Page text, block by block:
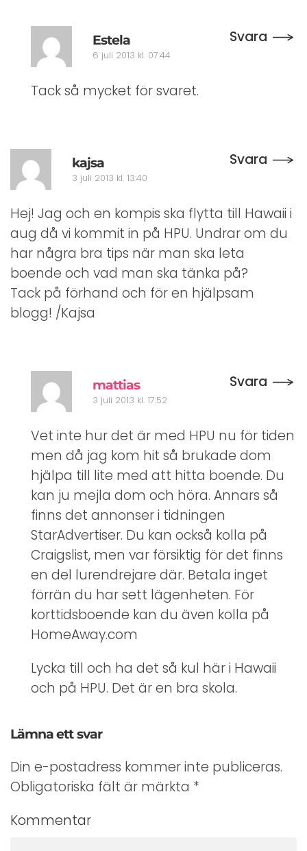
Estela
6 juli 2013 kl. 07:44
Svara
Tack så mycket för svaret.
kajsa
3 juli 2013 kl. 13:40
Svara
Hej! Jag och en kompis ska flytta till Hawaii i
aug då vi kommit in på HPU. Undrar om du
har några bra tips när man ska leta
boende och vad man ska tänka på?
Tack på förhand och för en hjälpsam
blogg! /Kajsa
mattias
3 juli 2013 kl. 17:52
Svara
Vet inte hur det är med HPU nu för tiden
men då jag kom hit så brukade dom
hjälpa till lite med att hitta boende. Du
kan ju mejla dom och höra. Annars så
finns det annonser i tidningen
StarAdvertiser. Du kan också kolla på
Craigslist, men var försiktig för det finns
en del lurendrejare där. Betala inget
förrän du har sett lägenheten. För
korttidsboende kan du även kolla på
HomeAway.com
Lycka till och ha det så kul här i Hawaii
och på HPU. Det är en bra skola.
Lämna ett svar
Din e-postadress kommer inte publiceras.
Obligatoriska fält är märkta *
Kommentar